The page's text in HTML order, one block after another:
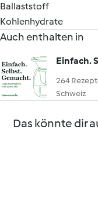
Ballaststoff
Kohlenhydrate
Auch enthalten in
Einfach.
264
Schweiz
Das könnte dir